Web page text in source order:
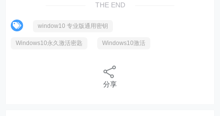
THE END
window10 专业版通用密钥
Windows10永久激活密匙 Windows10激活
分享